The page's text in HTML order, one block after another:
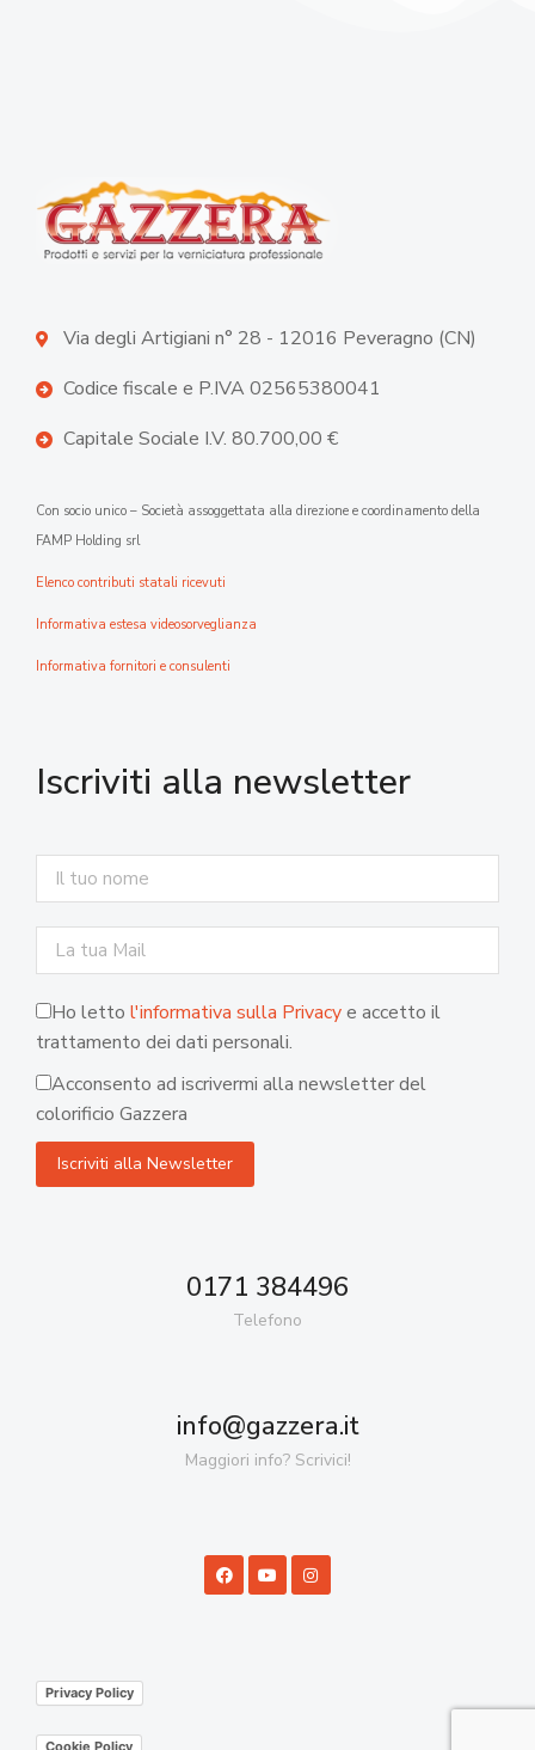
Via degli Artigiani n° 28 - 12016 Peveragno (CN)
Codice fiscale e P.IVA 02565380041
Capitale Sociale I.V. 80.700,00 €
Con socio unico – Società assoggettata alla direzione e coordinamento della
FAMP Holding srl
Elenco contributi statali ricevuti
Informativa estesa videosorveglianza
Informativa fornitori e consulenti
Iscriviti alla newsletter
Ho letto l'informativa sulla Privacye accetto il
trattamento dei dati personali.
Acconsento ad iscrivermi alla newsletter del
colorificio Gazzera
0171 384496
Telefono
info@gazzera.it
Maggiori info? Scrivici!
Privacy Policy